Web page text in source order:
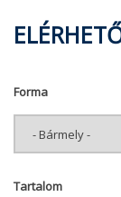
Forma
Tartalom